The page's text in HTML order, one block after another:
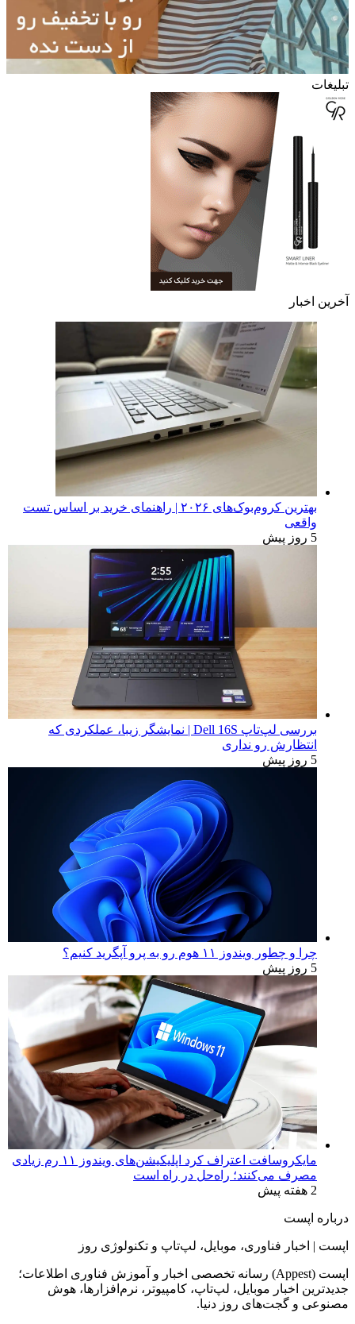
تبلیغات
آخرین اخبار
بهترین کروم‌بوک‌های ۲۰۲۶ | راهنمای خرید بر اساس تست
واقعی
5 روز پیش
بررسی لپ‌تاپ Dell 16S | نمایشگر زیبا، عملکردی که
انتظارش رو نداری
5 روز پیش
چرا و چطور ویندوز ۱۱ هوم رو به پرو آپگرید کنیم؟
5 روز پیش
مایکروسافت اعتراف کرد اپلیکیشن‌های ویندوز ۱۱ رم زیادی
مصرف می‌کنند؛ راه‌حل در راه است
2 هفته پیش
درباره اپست
اپست | اخبار فناوری، موبایل، لپ‌تاپ و تکنولوژی روز
اپست (Appest) رسانه تخصصی اخبار و آموزش فناوری اطلاعات؛
جدیدترین اخبار موبایل، لپ‌تاپ، کامپیوتر، نرم‌افزارها، هوش
مصنوعی و گجت‌های روز دنیا.